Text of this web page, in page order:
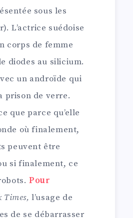
sous les
L’actrice suédoise
corps de femme
diodes au silicium.
un androïde qui
prison de verre.
que parce qu’elle
où finalement,
peuvent être
si finalement, ce
Pour
Times, l’usage de
de se débarrasser